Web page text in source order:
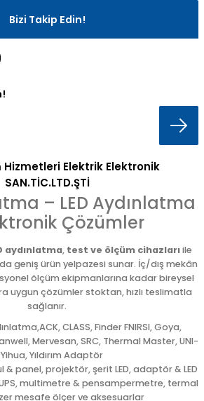
Bizi Takip Edin!
Hizmetleri Elektrik Elektronik
SAN.TİC.LTD.ŞTİ
– LED Aydınlatma
Çözümler
aydınlatma, test ve ölçüm cihazlarıile
geniş ürün yelpazesi sunar. İç/dış mekân
ölçüm ekipmanlarına kadar bireysel
uygun çözümler stoktan, hızlı teslimatla
sağlanır.
CLASS, Finder FNIRSI, Goya,
Mervesan, SRC, Thermal Master, UNI-
Yihua, Yıldırım Adaptör
& panel, projektör, şerit LED, adaptör & LED
multimetre & pensampermetre, termal
mesafe ölçer ve aksesuarlar